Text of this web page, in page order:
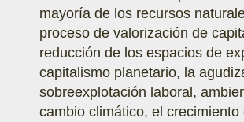
mayoría de los recursos
proceso de valorización de
reducción de los espacios de
capitalismo planetario, la
sobreexplotación laboral,
cambio climático, el crecimiento